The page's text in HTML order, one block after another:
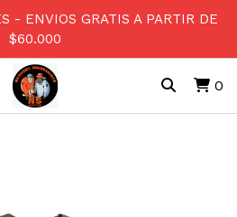
- ENVIOS GRATIS A PARTIR DE
$60.000
0